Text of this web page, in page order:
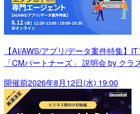
【AI/AWS/アプリ/データ案件特集】
「CMパートナーズ」 説明会 by クラ
開催前2026年8月12日(水) 19:00